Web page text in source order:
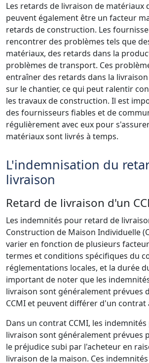
Les retards de livraison de matériaux
peuvent également être un facteur
retards de construction. Les
rencontrer des problèmes tels que
matériaux, des retards dans la
problèmes de transport. Ces
entraîner des retards dans la
sur le chantier, ce qui peut ralentir
les travaux de construction. Il est
des fournisseurs fiables et de
régulièrement avec eux pour
matériaux sont livrés à temps.
L'indemnisation du
livraison
Retard de livraison d'un
Les indemnités pour retard de
Construction de Maison Individuelle
varier en fonction de plusieurs
termes et conditions spécifiques du
réglementations locales, et la durée
important de noter que les
livraison sont généralement prévues
CCMI et peuvent différer d'un contrat
Dans un contrat CCMI, les
livraison sont généralement prévues
le préjudice subi par l'acheteur en
livraison de la maison. Ces